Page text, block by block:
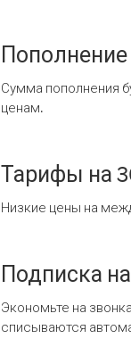
Пополнение
Сумма пополнения
ценам.
Тарифы на
Низкие цены на
Подписка
Экономьте на
списываются